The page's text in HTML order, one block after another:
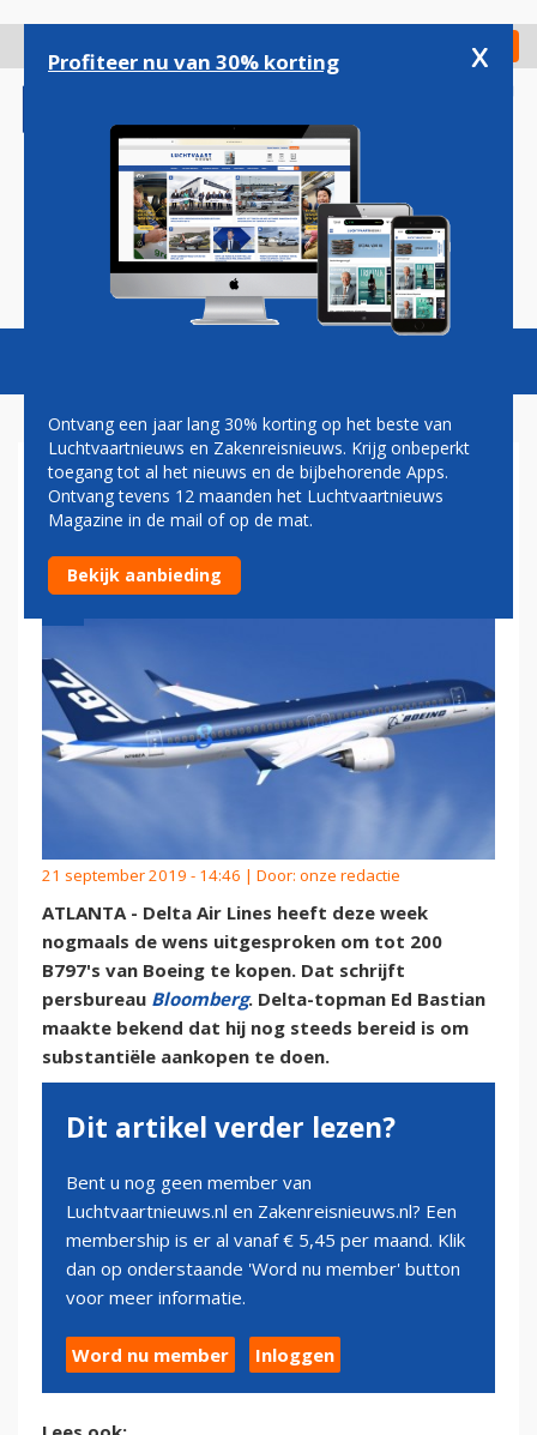
gaan
Check in
Magazine Podcasts Vacatures
DELTA AIR LINES WIL TOT
200 BOEING 797'S KOPEN
21 september 2019 - 14:46 | Door: onze redactie
ATLANTA - Delta Air Lines heeft deze week
nogmaals de wens uitgesproken om tot 200
B797's van Boeing te kopen. Dat schrijft
persbureau Bloomberg. Delta-topman Ed Bastian
maakte bekend dat hij nog steeds bereid is om
substantiële aankopen te doen.
Dit artikel verder lezen?
Bent u nog geen member van
Luchtvaartnieuws.nl en Zakenreisnieuws.nl? Een
membership is er al vanaf € 5,45 per maand. Klik
dan op onderstaande 'Word nu member' button
voor meer informatie.
Word nu member Inloggen
Profiteer nu van 30% korting x
Ontvang een jaar lang 30% korting op het beste van
Luchtvaartnieuws en Zakenreisnieuws. Krijg onbeperkt
toegang tot al het nieuws en de bijbehorende Apps.
Ontvang tevens 12 maanden het Luchtvaartnieuws
Magazine in de mail of op de mat.
Bekijk aanbieding